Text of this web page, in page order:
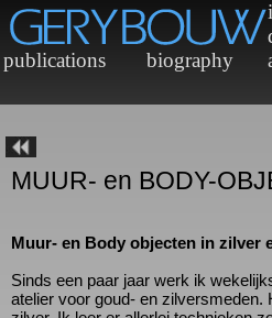
MUUR- en BODY-
Muur- en Body objecten in zilver
Sinds een paar jaar werk ik
atelier voor goud- en